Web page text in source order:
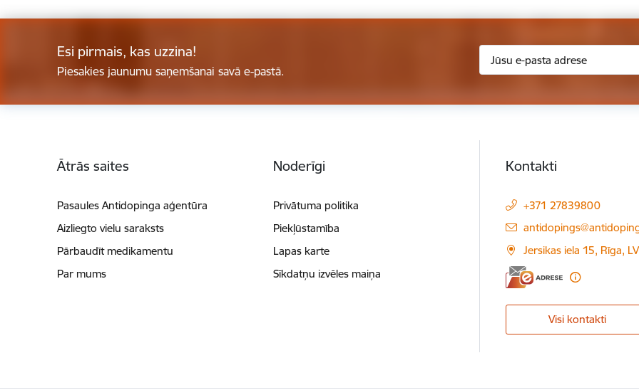
Esi pirmais, kas uzzina!
Piesakies jaunumu saņemšanai savā e-pastā.
Ātrās saites
Pasaules Antidopinga aģentūra
Aizliegto vielu saraksts
Pārbaudīt medikamentu
Par mums
Noderīgi
Privātuma politika
Piekļūstamība
Lapas karte
Sīkdatņu izvēles maiņa
Kontakti
+371 27839800
E-pasts:
Jersikas iela 15, Rīga,
Visi kontakti